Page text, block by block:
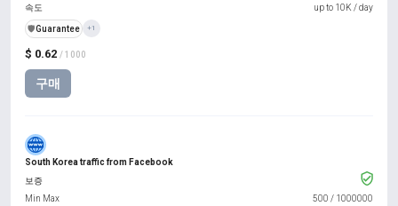
$ 0.62 / 1000
구매
속도
up to 10K / day
️🛡️Guarantee +1
South Korea traffic from Facebook
보증
Min Max
500 / 1000000